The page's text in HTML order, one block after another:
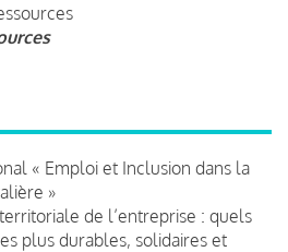
« Emploi et Inclusion dans la
»
de l’entreprise : quels
plus durables, solidaires et